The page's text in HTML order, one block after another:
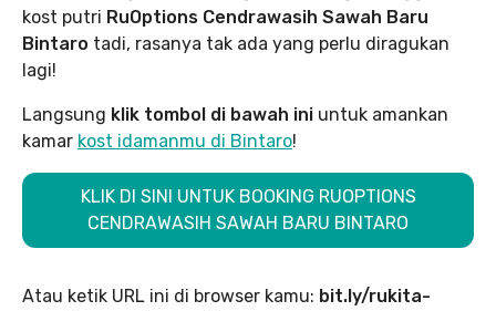
kost putri RuOptions Cendrawasih Sawah Baru
Bintaro tadi, rasanya tak ada yang perlu diragukan
lagi!
Langsung klik tombol di bawah ini untuk amankan
kamar kost idamanmu di Bintaro!
KLIK DI SINI UNTUK BOOKING RUOPTIONS
CENDRAWASIH SAWAH BARU BINTARO
Atau ketik URL ini di browser kamu: bit.ly/rukita-